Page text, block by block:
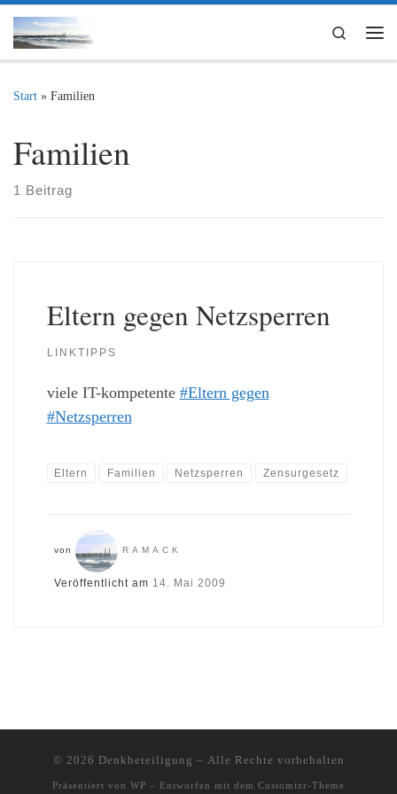
Zum Inhalt springen
Search
Start » Familien
Familien
1 Beitrag
Eltern gegen Netzsperren
LINKTIPPS
viele IT-kompetente #Eltern gegen
#Netzsperren
Eltern Familien Netzsperren Zensurgesetz
von RAMACK
Veröffentlicht am 14. Mai 2009
© 2026 Denkbeteiligung – Alle Rechte vorbehalten
Präsentiert von WP – Entworfen mit dem Customizr-Theme